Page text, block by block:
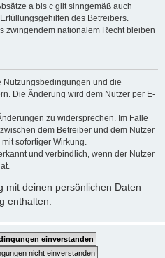
a bis c gilt sinngemäß auch
des Betreibers.
zwingendem nationalem Recht bleiben
Nutzungsbedingungen und die
Die Änderung wird dem Nutzer per E-
zu widersprechen. Im Falle
dem Betreiber und dem Nutzer
sofortiger Wirkung.
und verbindlich, wenn der Nutzer
mit deinen persönlichen Daten
enthalten.